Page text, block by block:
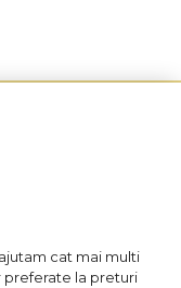
cat mai multi
preferate la preturi